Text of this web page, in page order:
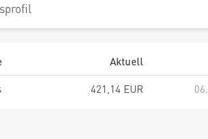
Aktuell
421,14 EUR